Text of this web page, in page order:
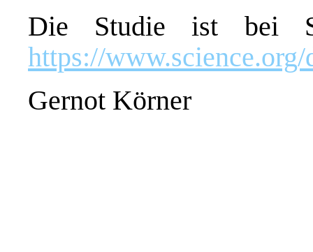
Die Studie ist bei
https://
Gernot Körner